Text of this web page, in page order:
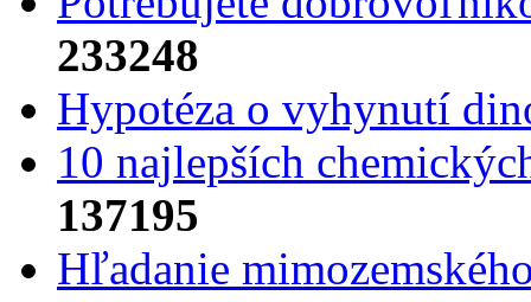
233248
Hypotéza o vyhynutí
10 najlepších
137195
Hľadanie